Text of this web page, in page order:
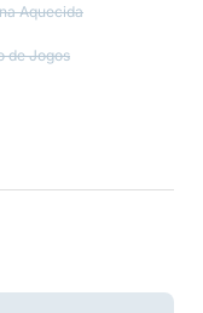
Aquecida
de Jogos